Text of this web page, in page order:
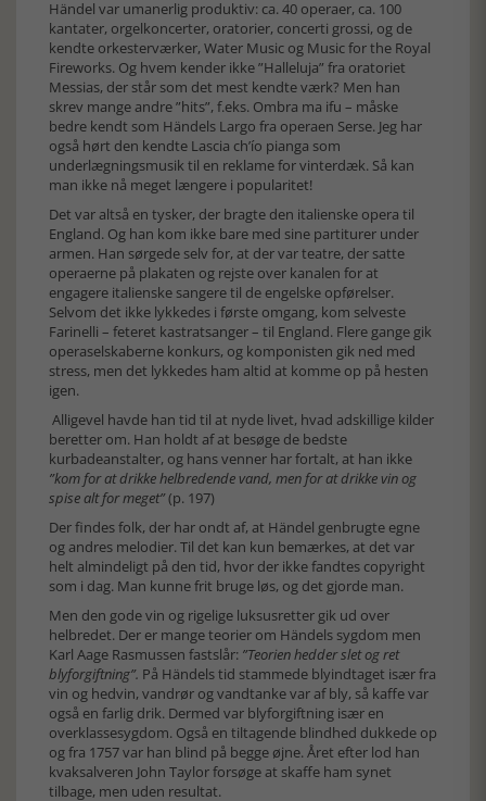
Händel var umanerlig produktiv: ca. 40 operaer, ca. 100
kantater, orgelkoncerter, oratorier, concerti grossi, og de
kendte orkesterværker, Water Music og Music for the Royal
Fireworks. Og hvem kender ikke ”Halleluja” fra oratoriet
Messias, der står som det mest kendte værk? Men han
skrev mange andre ”hits”, f.eks. Ombra ma ifu – måske
bedre kendt som Händels Largo fra operaen Serse. Jeg har
også hørt den kendte Lascia ch’ío pianga som
underlægningsmusik til en reklame for vinterdæk. Så kan
man ikke nå meget længere i popularitet!
Det var altså en tysker, der bragte den italienske opera til
England. Og han kom ikke bare med sine partiturer under
armen. Han sørgede selv for, at der var teatre, der satte
operaerne på plakaten og rejste over kanalen for at
engagere italienske sangere til de engelske opførelser.
Selvom det ikke lykkedes i første omgang, kom selveste
Farinelli – feteret kastratsanger – til England. Flere gange gik
operaselskaberne konkurs, og komponisten gik ned med
stress, men det lykkedes ham altid at komme op på hesten
igen.
Alligevel havde han tid til at nyde livet, hvad adskillige kilder
beretter om. Han holdt af at besøge de bedste
kurbadeanstalter, og hans venner har fortalt, at han ikke
”kom for at drikke helbredende vand, men for at drikke vin og
spise alt for meget”(p. 197)
Der findes folk, der har ondt af, at Händel genbrugte egne
og andres melodier. Til det kan kun bemærkes, at det var
helt almindeligt på den tid, hvor der ikke fandtes copyright
som i dag. Man kunne frit bruge løs, og det gjorde man.
Men den gode vin og rigelige luksusretter gik ud over
helbredet. Der er mange teorier om Händels sygdom men
Karl Aage Rasmussen fastslår: ”Teorien hedder slet og ret
blyforgiftning”. På Händels tid stammede blyindtaget især fra
vin og hedvin, vandrør og vandtanke var af bly, så kaffe var
også en farlig drik. Dermed var blyforgiftning især en
overklassesygdom. Også en tiltagende blindhed dukkede op
og fra 1757 var han blind på begge øjne. Året efter lod han
kvaksalveren John Taylor forsøge at skaffe ham synet
tilbage, men uden resultat.